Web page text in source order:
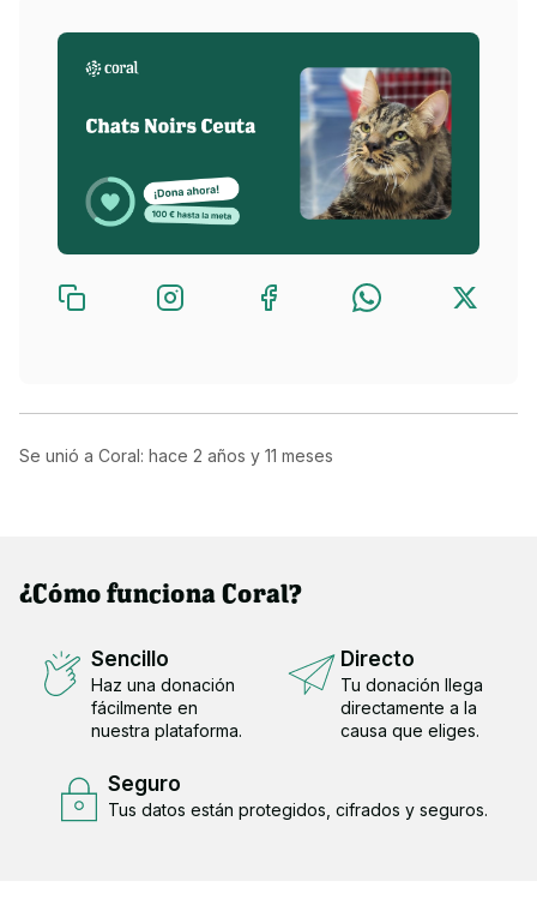
Se unió a Coral: hace 2 años y 11 meses
¿Cómo funciona Coral?
Sencillo
Haz una donación
fácilmente en
nuestra plataforma.
Directo
Tu donación llega
directamente a la
causa que eliges.
Seguro
Tus datos están protegidos, cifrados y seguros.